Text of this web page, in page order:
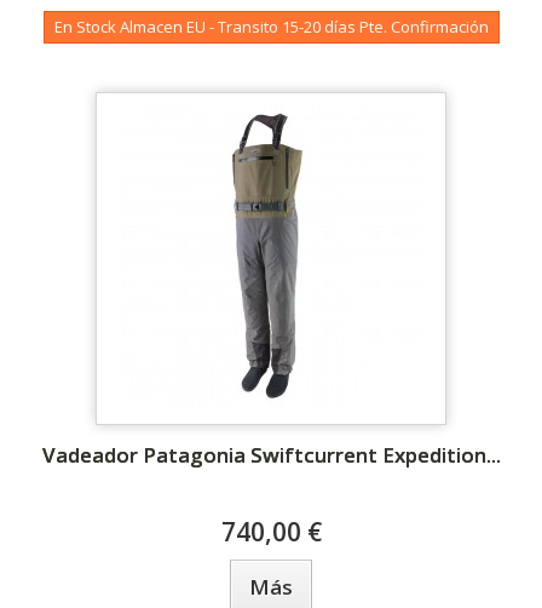
En Stock Almacen EU - Transito 15-20 días Pte. Confirmación
Vadeador Patagonia Swiftcurrent Expedition...
740,00 €
Más